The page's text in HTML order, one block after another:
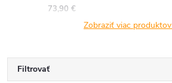
73,90 €
Zobraziť viac produktov
Filtrovať